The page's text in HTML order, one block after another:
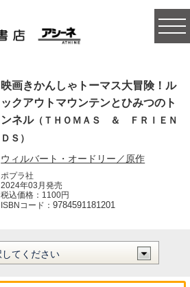
映画きかんしゃトーマス大冒険！ル
ックアウトマウンテンとひみつのト
ンネル（ＴＨＯＭＡＳ ＆ ＦＲＩＥＮ
ＤＳ）
ウィルバート・オードリー／原作
ポプラ社
2024年03月発売
税込価格：1100円
ISBNコード：9784591181201